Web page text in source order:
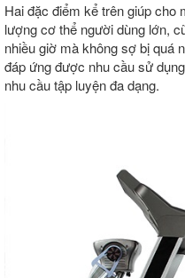
Hai đặc điểm kể trên giúp
lượng cơ thể người dùng lớn,
nhiều giờ mà không sợ bị quá
đáp ứng được nhu cầu sử
nhu cầu tập luyện đa dạng.